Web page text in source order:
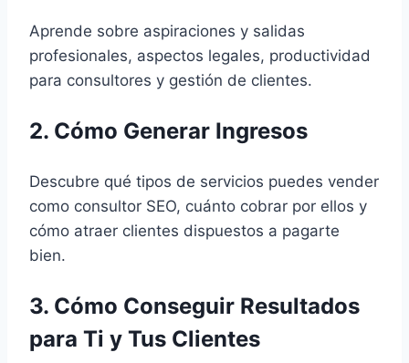
Aprende sobre aspiraciones y salidas
profesionales, aspectos legales, productividad
para consultores y gestión de clientes.
2. Cómo Generar Ingresos
Descubre qué tipos de servicios puedes vender
como consultor SEO, cuánto cobrar por ellos y
cómo atraer clientes dispuestos a pagarte
bien.
3. Cómo Conseguir Resultados
para Ti y Tus Clientes